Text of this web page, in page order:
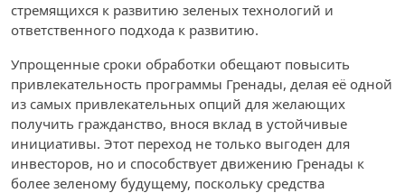
стремящихся к развитию зеленых технологий и
ответственного подхода к развитию.
Упрощенные сроки обработки обещают повысить
привлекательность программы Гренады, делая её одной
из самых привлекательных опций для желающих
получить гражданство, внося вклад в устойчивые
инициативы. Этот переход не только выгоден для
инвесторов, но и способствует движению Гренады к
более зеленому будущему, поскольку средства